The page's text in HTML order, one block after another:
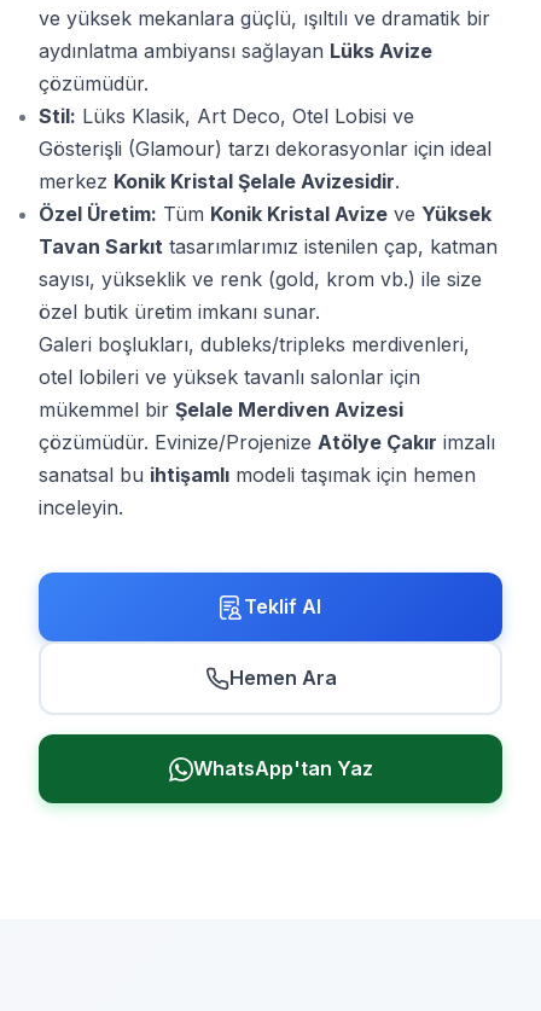
ve yüksek mekanlara güçlü, ışıltılı ve dramatik bir
aydınlatma ambiyansı sağlayan Lüks Avize
çözümüdür.
Stil: Lüks Klasik, Art Deco, Otel Lobisi ve
Gösterişli (Glamour) tarzı dekorasyonlar için ideal
merkez Konik Kristal Şelale Avizesidir.
Özel Üretim: Tüm Konik Kristal Avize ve Yüksek
Tavan Sarkıt tasarımlarımız istenilen çap, katman
sayısı, yükseklik ve renk (gold, krom vb.) ile size
özel butik üretim imkanı sunar.
Galeri boşlukları, dubleks/tripleks merdivenleri,
otel lobileri ve yüksek tavanlı salonlar için
mükemmel bir Şelale Merdiven Avizesi
çözümüdür. Evinize/Projenize Atölye Çakır imzalı
sanatsal bu ihtişamlı modeli taşımak için hemen
inceleyin.
Teklif Al
Hemen Ara
WhatsApp'tan Yaz